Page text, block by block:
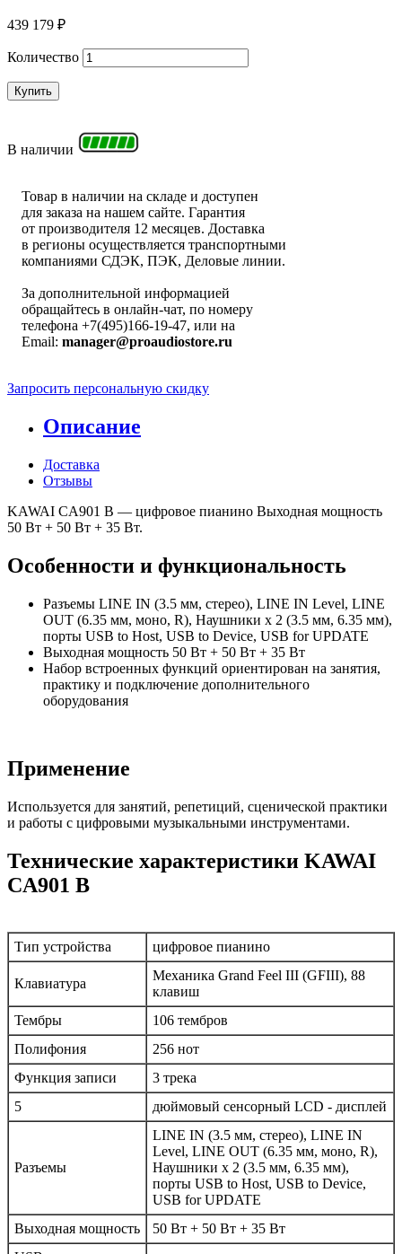
439 179 ₽
Количество
Купить
В наличии
Товар в наличии на складе и доступен
для заказа на нашем сайте. Гарантия
от производителя 12 месяцев. Доставка
в регионы осуществляется транспортными
компаниями СДЭК, ПЭК, Деловые линии.
За дополнительной информацией
обращайтесь в онлайн-чат, по номеру
телефона +7(495)166-19-47, или на
Email: manager@proaudiostore.ru
Запросить персональную скидку
Описание
Доставка
Отзывы
KAWAI CA901 B — цифровое пианино Выходная мощность
50 Вт + 50 Вт + 35 Вт.
Особенности и функциональность
Разъемы LINE IN (3.5 мм, стерео), LINE IN Level, LINE
OUT (6.35 мм, моно, R), Наушники x 2 (3.5 мм, 6.35 мм),
порты USB to Host, USB to Device, USB for UPDATE
Выходная мощность 50 Вт + 50 Вт + 35 Вт
Набор встроенных функций ориентирован на занятия,
практику и подключение дополнительного
оборудования
Применение
Используется для занятий, репетиций, сценической практики
и работы с цифровыми музыкальными инструментами.
Технические характеристики KAWAI
CA901 B
Тип устройства цифровое пианино
Клавиатура
Механика Grand Feel III (GFIII), 88
клавиш
Тембры
106 тембров
Полифония
256 нот
Функция записи
3 трека
5
дюймовый сенсорный LCD - дисплей
Разъемы
LINE IN (3.5 мм, стерео), LINE IN
Level, LINE OUT (6.35 мм, моно, R),
Наушники x 2 (3.5 мм, 6.35 мм),
порты USB to Host, USB to Device,
USB for UPDATE
Выходная мощность
50 Вт + 50 Вт + 35 Вт